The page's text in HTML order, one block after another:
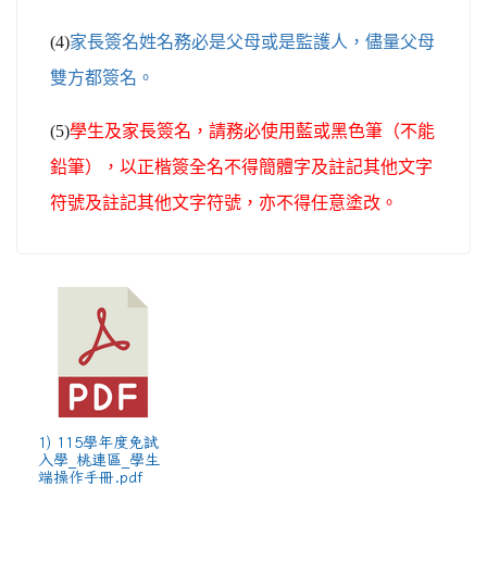
(4)家長簽名姓名務必是父母或是監護人，儘量父母
雙方都簽名。
(5)學生及家長簽名，請務必使用藍或黑色筆（不能
鉛筆），以正楷簽全名不得簡體字及註記其他文字
符號及註記其他文字符號 ，亦不得任意塗改 。
1) 115學年度免試
入學_桃連區_學生
端操作手冊.pdf